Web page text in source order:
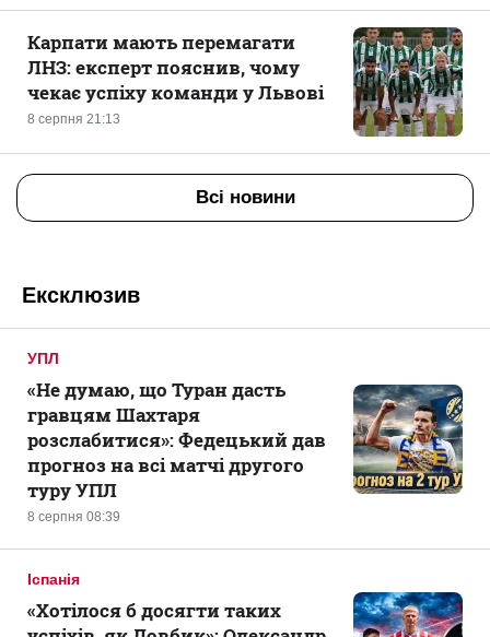
8 серпня 21:13
Карпати мають перемагати
ЛНЗ: експерт пояснив, чому
чекає успіху команди у Львові
Всі новини
Ексклюзив
УПЛ
8 серпня 08:39
«Не думаю, що Туран дасть
гравцям Шахтаря
розслабитися»: Федецький дав
прогноз на всі матчі другого
туру УПЛ
Іспанія
«Хотілося б досягти таких